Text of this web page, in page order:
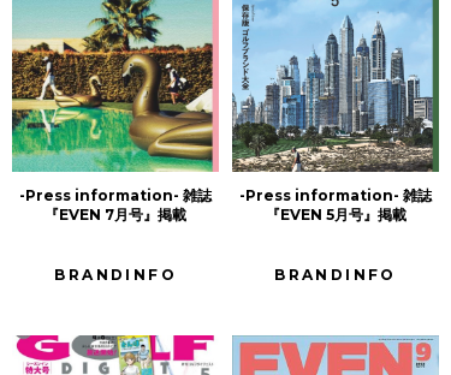
-Press information- 雑誌
『EVEN 7月号』掲載
BRANDINFO
-Press information- 雑誌
『EVEN 5月号』掲載
BRANDINFO